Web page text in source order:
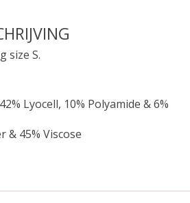
size S.
Lyocell, 10% Polyamide & 6%
& 45% Viscose